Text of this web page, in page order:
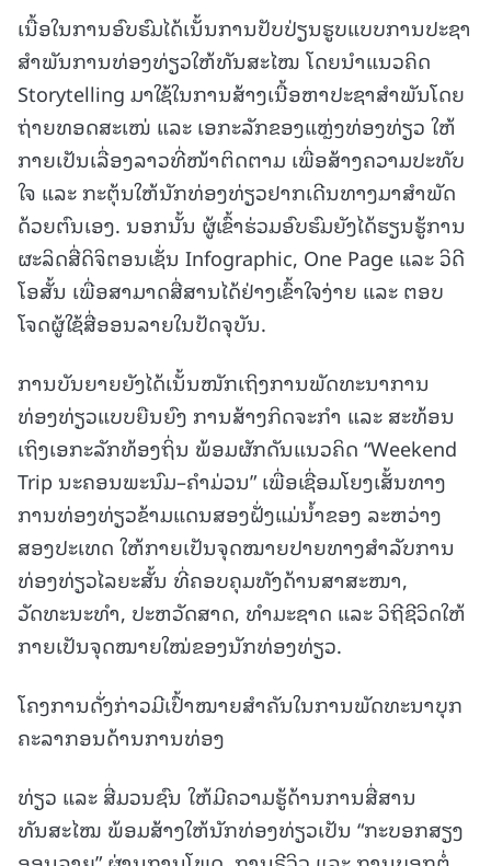
ເນື້ອໃນການອົບຮົມໄດ້ເນັ້ນການປັບປ່ຽນຮູບແບບການປະຊາ
ສຳພັນການທ່ອງທ່ຽວໃຫ້ທັນສະໄໝ ໂດຍນຳແນວຄິດ
Storytelling ມາໃຊ້ໃນການສ້າງເນື້ອຫາປະຊາສໍາພັນໂດຍ
ຖ່າຍທອດສະເໜ່ ແລະ ເອກະລັກຂອງແຫຼ່ງທ່ອງທ່ຽວ ໃຫ້
ກາຍເປັນເລື່ອງລາວທີ່ໜ້າຕິດຕາມ ເພື່ອສ້າງຄວາມປະທັບ
ໃຈ ແລະ ກະຕຸ້ນໃຫ້ນັກທ່ອງທ່ຽວຢາກເດີນທາງມາສໍາພັດ
ດ້ວຍຕົນເອງ. ນອກນັ້ນ ຜູ້ເຂົ້າຮ່ວມອົບຮົມຍັງໄດ້ຮຽນຮູ້ການ
ຜະລິດສື່ດິຈິຕອນເຊັ່ນ Infographic, One Page ແລະ ວິດີ
ໂອສັ້ນ ເພື່ອສາມາດສື່ສານໄດ້ຢ່າງເຂົ້າໃຈງ່າຍ ແລະ ຕອບ
ໂຈດຜູ້ໃຊ້ສື່ອອນລາຍໃນປັດຈຸບັນ.
ການບັນຍາຍຍັງໄດ້ເນັ້ນໜັກເຖິງການພັດທະນາການ
ທ່ອງທ່ຽວແບບຍືນຍົງ ການສ້າງກິດຈະກຳ ແລະ ສະທ້ອນ
ເຖິງເອກະລັກທ້ອງຖິ່ນ ພ້ອມຜັກດັນແນວຄິດ “Weekend
Trip ນະຄອນພະນົມ–ຄຳມ່ວນ” ເພື່ອເຊື່ອມໂຍງເສັ້ນທາງ
ການທ່ອງທ່ຽວຂ້າມແດນສອງຝັ່ງແມ່ນໍ້າຂອງ ລະຫວ່າງ
ສອງປະເທດ ໃຫ້ກາຍເປັນຈຸດໝາຍປາຍທາງສຳລັບການ
ທ່ອງທ່ຽວໄລຍະສັ້ນ ທີ່ຄອບຄຸມທັງດ້ານສາສະໜາ,
ວັດທະນະທຳ, ປະຫວັດສາດ, ທຳມະຊາດ ແລະ ວິຖີຊີວິດໃຫ້
ກາຍເປັນຈຸດໝາຍໃໝ່ຂອງນັກທ່ອງທ່ຽວ.
ໂຄງການດັ່ງກ່າວມີເປົ້າໝາຍສຳຄັນໃນການພັດທະນາບຸກ
ຄະລາກອນດ້ານການທ່ອງ
ທ່ຽວ ແລະ ສື່ມວນຊົນ ໃຫ້ມີຄວາມຮູ້ດ້ານການສື່ສານ
ທັນສະໄໝ ພ້ອມສ້າງໃຫ້ນັກທ່ອງທ່ຽວເປັນ “ກະບອກສຽງ